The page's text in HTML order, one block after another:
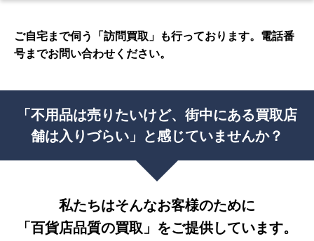
ご自宅まで伺う「訪問買取」も行っております。電話番
号までお問い合わせください。
「不用品は売りたいけど、街中にある買取店
舗は入りづらい」
と感じていませんか？
私たちはそんなお客様のために
「百貨店品質の買取」をご提供しています。